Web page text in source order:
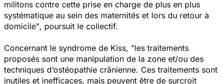
militons contre cette prise en charge de plus en plus
systématique au sein des maternités et lors du retour à
domicile", poursuit le collectif.
Concernant le syndrome de Kiss, "les traitements
proposés sont une manipulation de la zone et/ou des
techniques d’ostéopathie crânienne. Ces traitements sont
inutiles et inefficaces, mais peuvent être de surcroit